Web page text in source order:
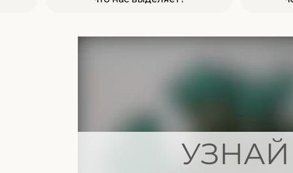
УЗНАЙ